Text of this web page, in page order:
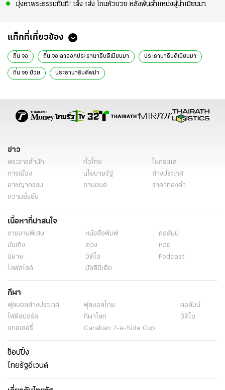
มุ่งหาพระธรรมทันที! เต็ง เส่ง โกนหัวบวช หลังพ้นตำแหน่งผู้นำเมียนมา
แท็กที่เกี่ยวข้อง
ถิ่น จอ ถิ่น จอ ลาออกประธานาธิบดีเมียนมา ประธานาธิบดีเมียนมา
ถิ่น จอ ป่วย ประธานาธิบดีพม่า
ข่าว
พระราชสำนัก ทั่วไทย
ในกระแส
การเมือง
นโยบายรัฐ
ต่างประเทศ
อาชญากรรม
ยานยนต์
ราคาทองคำ
ความยั่งยืน
เนื้อหาที่น่าสนใจ
รายงานพิเศษ หนังสือพิมพ์
คอลัมน์
บันเทิง
ดวง
หวย
นิยาย
วิดีโอ
Podcast
ไลฟ์สไตล์
มัลติมีเดีย
กีฬา
ฟุตบอลต่่างประเทศ ฟุตบอลไทย
คอลัมน์
ไฟต์สปอร์ต
กีฬาโลก
วิดีโอ
แกลเลอรี่
Carabao 7-a-Side Cup
ช็อปปิ้ง
ไทยรัฐอีเวนต์